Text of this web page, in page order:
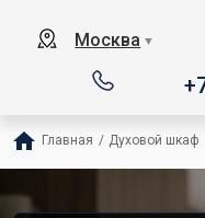
Москва ▼
Главная / Духовой шкаф